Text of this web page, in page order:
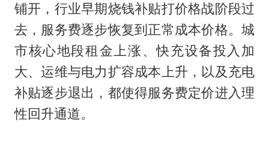
铺开，行业早期烧钱补贴打价格战阶段过
去，服务费逐步恢复到正常成本价格。城
市核心地段租金上涨、快充设备投入加
大、运维与电力扩容成本上升，以及充电
补贴逐步退出，都使得服务费定价进入理
性回升通道。